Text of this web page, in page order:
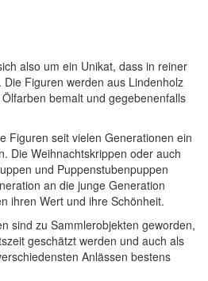
also um ein Unikat, dass in reiner
Figuren werden aus Lindenholz
bemalt und gegebenenfalls
Figuren seit vielen Generationen ein
Die Weihnachtskrippen oder auch
und Puppenstubenpuppen
an die junge Generation
ihren Wert und ihre Schönheit.
sind zu Sammlerobjekten geworden,
geschätzt werden und auch als
Anlässen bestens